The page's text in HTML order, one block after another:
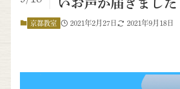
いお声が届きまし
京都教室 2021年2月27日 2021年9月18日